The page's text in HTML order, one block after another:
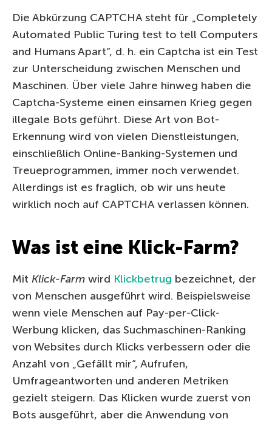
Die Abkürzung CAPTCHA steht für „Completely
Automated Public Turing test to tell Computers
and Humans Apart“, d. h. ein Captcha ist ein Test
zur Unterscheidung zwischen Menschen und
Maschinen. Über viele Jahre hinweg haben die
Captcha-Systeme einen einsamen Krieg gegen
illegale Bots geführt. Diese Art von Bot-
Erkennung wird von vielen Dienstleistungen,
einschließlich Online-Banking-Systemen und
Treueprogrammen, immer noch verwendet.
Allerdings ist es fraglich, ob wir uns heute
wirklich noch auf CAPTCHA verlassen können.
Was ist eine Klick-Farm?
Mit Klick-Farm wird Klickbetrug bezeichnet, der
von Menschen ausgeführt wird. Beispielsweise
wenn viele Menschen auf Pay-per-Click-
Werbung klicken, das Suchmaschinen-Ranking
von Websites durch Klicks verbessern oder die
Anzahl von „Gefällt mir“, Aufrufen,
Umfrageantworten und anderen Metriken
gezielt steigern. Das Klicken wurde zuerst von
Bots ausgeführt, aber die Anwendung von